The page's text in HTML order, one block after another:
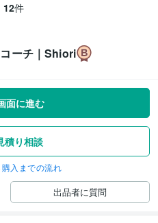
12件
ーチ｜Shiori
面に進む
積り相談
入までの流れ
出品者に質問